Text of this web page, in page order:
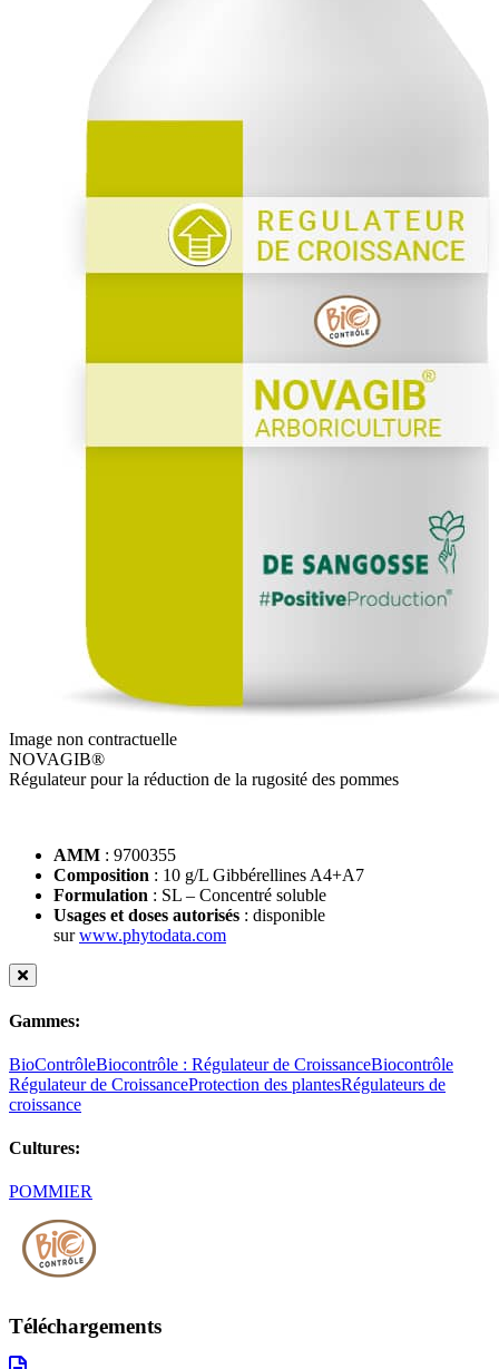
Image non contractuelle
NOVAGIB®
Régulateur pour la réduction de la rugosité des pommes
AMM : 9700355
Composition : 10 g/L Gibbérellines A4+A7
Formulation : SL – Concentré soluble
Usages et doses autorisés : disponible
surwww.phytodata.com
Gammes:
BioContrôleBiocontrôle : Régulateur de CroissanceBiocontrôle
Régulateur de CroissanceProtection des plantesRégulateurs de
croissance
Cultures:
POMMIER
Téléchargements